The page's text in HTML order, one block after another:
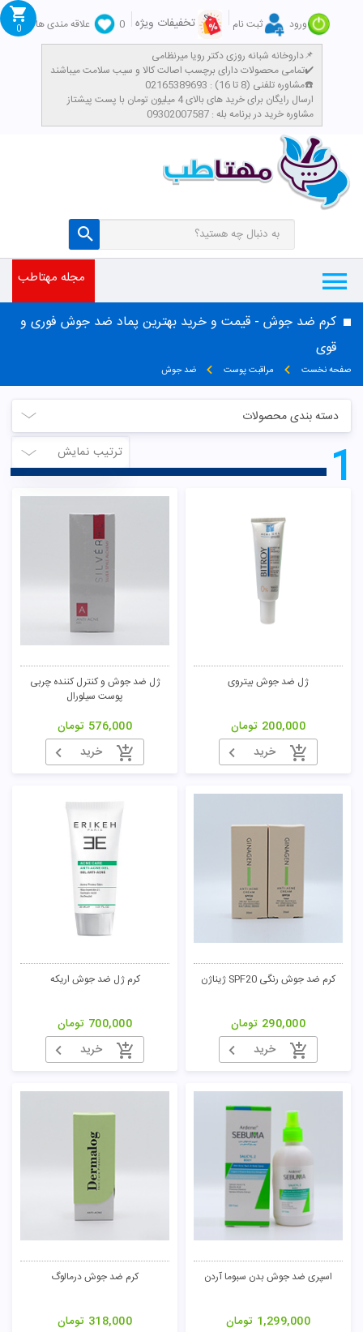
ورود ثبت نام تخفیفات ویژه 0
علاقه مندی ها
داروخانه شبانه روزی دکتر رویا میرنظامی📌
تمامی محصولات دارای برچسب اصالت کالا و سیب سلامت میباشند✔️
مشاوره تلفنی (8 تا 16) : 02165389693☎️
​ارسال رایگان برای خرید های بالای 4 میلیون تومان با پست پیشتاز
مشاوره خرید در برنامه بله : 09302007587
0
مجله مهتاطب
کرم ضد جوش - قیمت و خرید بهترین پماد ضد جوش فوری و
قوی
صفحه نخست مراقبت پوست ضد جوش
دسته بندی محصولات
ترتیب نمایش
1
ژل ضد جوش بیتروی
200,000 تومان
خرید
ژل ضد جوش و کنترل کننده چربی
پوست سیلورال
576,000 تومان
خرید
کرم ضد جوش رنگی SPF20 ژیناژن
290,000 تومان
خرید
کرم ژل ضد جوش اریکه
700,000 تومان
خرید
اسپری ضد جوش بدن سبوما آردن
1,299,000 تومان
کرم ضد جوش درمالوگ
318,000 تومان